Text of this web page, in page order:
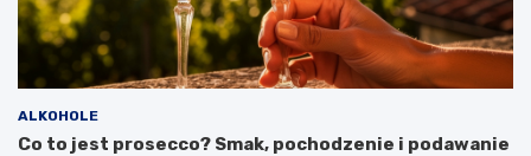
ALKOHOLE
Co to jest prosecco? Smak, pochodzenie i podawanie